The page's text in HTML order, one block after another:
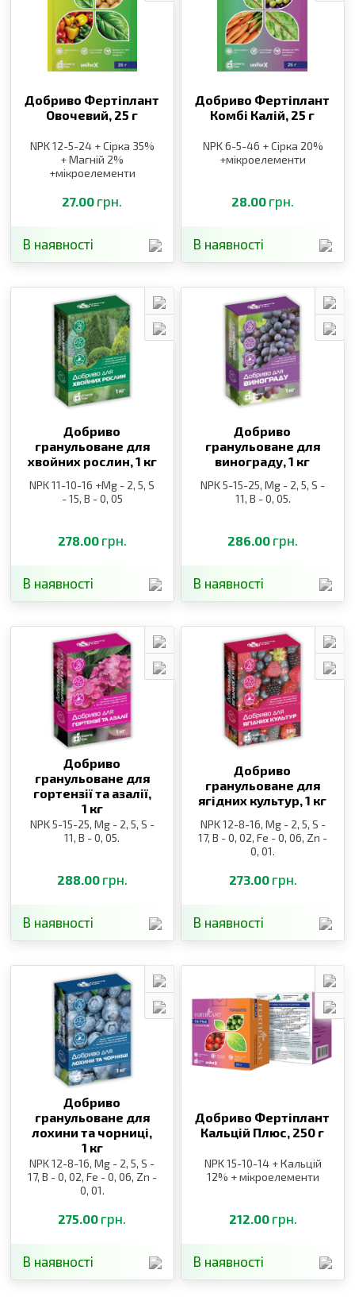
Добриво Фертіплант
Овочевий, 25 г
NPK 12-5-24 + Сірка 35%
+ Магній 2%
+мікроелементи
27.00 грн.
В наявності
Добриво Фертіплант
Комбі Калій, 25 г
NPK 6-5-46 + Сірка 20%
+мікроелементи
28.00 грн.
В наявності
Добриво
гранульоване для
хвойних рослин,1 кг
NPK 11-10-16 +Mg - 2, 5, S
- 15, B - 0, 05
278.00 грн.
В наявності
Добриво
гранульоване для
винограду,1 кг
NPK 5-15-25, Mg - 2, 5, S -
11, B - 0, 05.
286.00 грн.
В наявності
Добриво
гранульоване для
гортензії та азалії,
1 кг
NPK 5-15-25, Mg - 2, 5, S -
11, B - 0, 05.
288.00 грн.
В наявності
Добриво
гранульоване для
ягідних культур,1 кг
NPK 12-8-16, Mg - 2, 5, S -
17, B - 0, 02, Fe - 0, 06, Zn -
0, 01.
273.00 грн.
В наявності
Добриво
гранульоване для
лохини та чорниці,
1 кг
NPK 12-8-16, Mg - 2, 5, S -
17, B - 0, 02, Fe - 0, 06, Zn -
0, 01.
275.00 грн.
В наявності
Добриво Фертіплант
Кальцій Плюс, 250 г
NPK 15-10-14 + Кальцій
12% + мікроелементи
212.00 грн.
В наявності